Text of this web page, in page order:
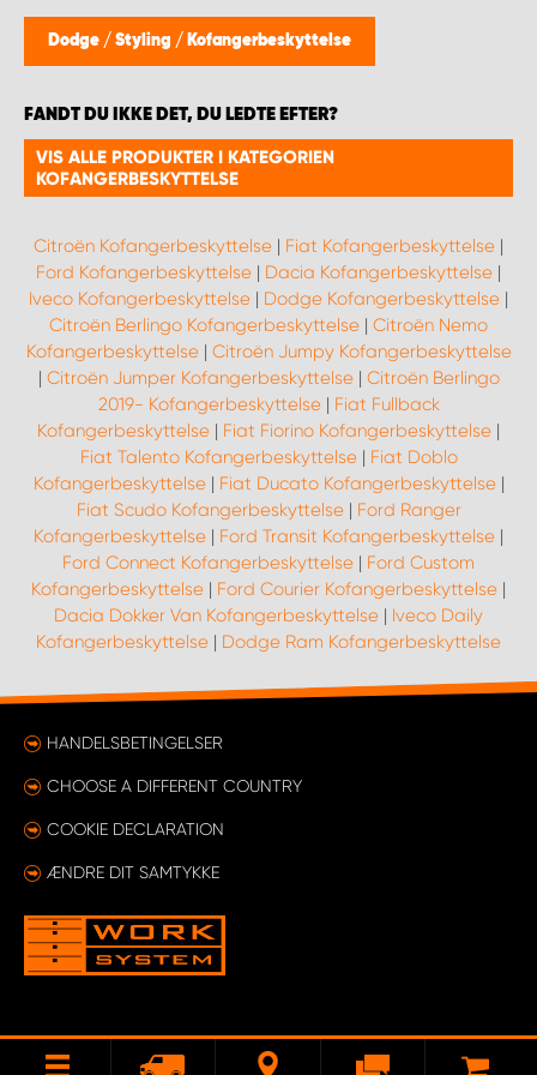
Dodge / Styling / Kofangerbeskyttelse
FANDT DU IKKE DET, DU LEDTE EFTER?
VIS ALLE PRODUKTER I KATEGORIEN
KOFANGERBESKYTTELSE
Citroën Kofangerbeskyttelse | Fiat Kofangerbeskyttelse |
Ford Kofangerbeskyttelse | Dacia Kofangerbeskyttelse |
Iveco Kofangerbeskyttelse | Dodge Kofangerbeskyttelse |
Citroën Berlingo Kofangerbeskyttelse | Citroën Nemo
Kofangerbeskyttelse| Citroën Jumpy Kofangerbeskyttelse
| Citroën Jumper Kofangerbeskyttelse| Citroën Berlingo
2019- Kofangerbeskyttelse| Fiat Fullback
Kofangerbeskyttelse | Fiat Fiorino Kofangerbeskyttelse |
Fiat Talento Kofangerbeskyttelse| Fiat Doblo
Kofangerbeskyttelse| Fiat Ducato Kofangerbeskyttelse|
Fiat Scudo Kofangerbeskyttelse| Ford Ranger
Kofangerbeskyttelse | Ford Transit Kofangerbeskyttelse |
Ford Connect Kofangerbeskyttelse | Ford Custom
Kofangerbeskyttelse | Ford Courier Kofangerbeskyttelse |
Dacia Dokker Van Kofangerbeskyttelse | Iveco Daily
Kofangerbeskyttelse | Dodge Ram Kofangerbeskyttelse
HANDELSBETINGELSER
CHOOSE A DIFFERENT COUNTRY
COOKIE DECLARATION
ÆNDRE DIT SAMTYKKE